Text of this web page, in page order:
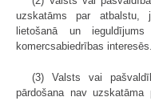
uzskatāms par atbalstu,
lietošanā un
komercsabiedrības interesēs.
(3) Valsts vai
pārdošana nav